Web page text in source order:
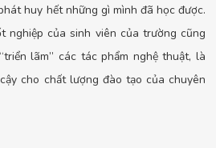
huy hết những gì mình đã học được.
nghiệp của sinh viên của trường cũng
lãm” các tác phẩm nghệ thuật, là
cho chất lượng đào tạo của chuyên